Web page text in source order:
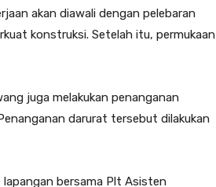
akan diawali dengan pelebaran
konstruksi. Setelah itu, permukaan
juga melakukan penanganan
darurat tersebut dilakukan
bersama Plt Asisten